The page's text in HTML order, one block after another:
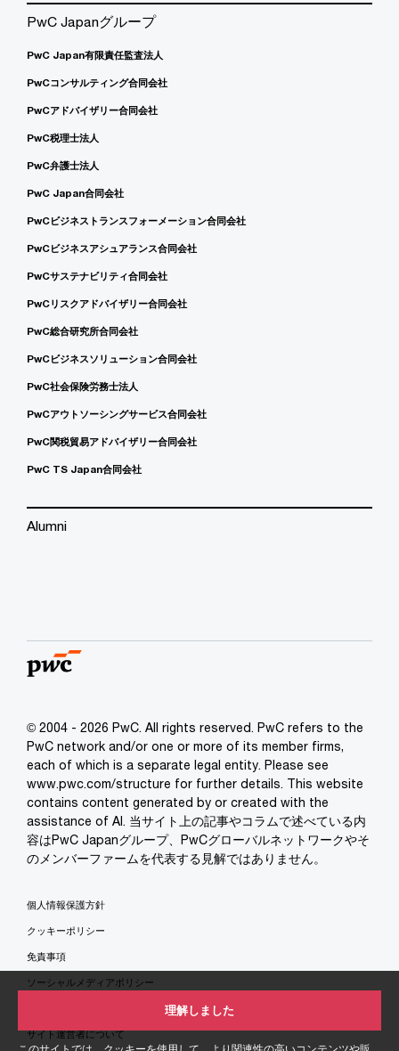
理解しました
PwC Japanグループ
PwC Japan有限責任監査法人
PwCコンサルティング合同会社
PwCアドバイザリー合同会社
PwC税理士法人
PwC弁護士法人
PwC Japan合同会社
PwCビジネストランスフォーメーション合同会社
PwCビジネスアシュアランス合同会社
PwCサステナビリティ合同会社
PwCリスクアドバイザリー合同会社
PwC総合研究所合同会社
PwCビジネスソリューション合同会社
PwC社会保険労務士法人
PwCアウトソーシングサービス合同会社
PwC関税貿易アドバイザリー合同会社
PwC TS Japan合同会社
Alumni
© 2004 - 2026 PwC. All rights reserved. PwC refers to the
PwC network and/or one or more of its member firms,
each of which is a separate legal entity. Please see
www.pwc.com/structure for further details. This website
contains content generated by or created with the
assistance of AI. 当サイト上の記事やコラムで述べている内
容はPwC Japanグループ、PwCグローバルネットワークやそ
のメンバーファームを代表する見解ではありません。
個人情報保護方針
クッキーポリシー
免責事項
ソーシャルメディアポリシー
サイト運営者について